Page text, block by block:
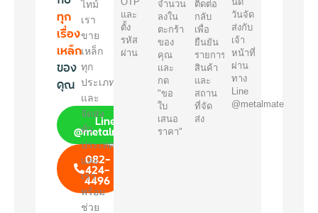
ทุก
เรื่อง
เหล็ก
ของ
คุณ
Line
@metalmate
082-
424-
4496
ไทม์
เรา
ขาย
เหล็ก
ทุก
ประเภท
และ
จัดส่ง
ทั่ว
ประเทศ
และ
เรา
พร้อม
ช่วย
และ
ตั้ง
รหัส
ผ่าน
จำนวน
ลงใน
ตะกร้า
ของ
คุณ
และ
กด
"ขอ
ใบ
เสนอ
ราคา"
ติดต่อ
กลับ
เพื่อ
ยืนยัน
รายการ
สินค้า
และ
สถาน
ที่จัด
ส่ง
วันจัด
ส่งกับ
เจ้า
หน้าที่
ผ่าน
ทาง
Line
@metalmate